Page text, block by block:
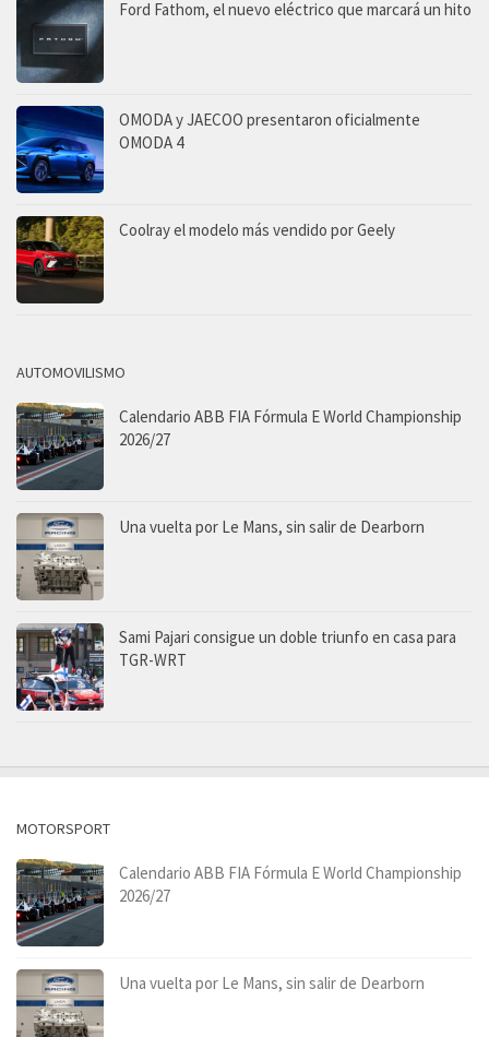
Ford Fathom, el nuevo eléctrico que marcará un hito
OMODA y JAECOO presentaron oficialmente
OMODA 4
Coolray el modelo más vendido por Geely
AUTOMOVILISMO
Calendario ABB FIA Fórmula E World Championship
2026/27
Una vuelta por Le Mans, sin salir de Dearborn
Sami Pajari consigue un doble triunfo en casa para
TGR-WRT
MOTORSPORT
Calendario ABB FIA Fórmula E World Championship
2026/27
Una vuelta por Le Mans, sin salir de Dearborn